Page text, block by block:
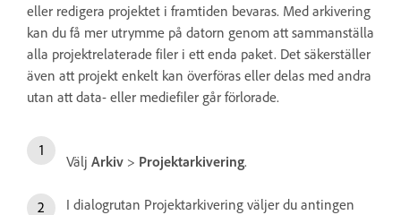
eller redigera projektet i framtiden bevaras. Med arkivering
kan du få mer utrymme på datorn genom att sammanställa
alla projektrelaterade filer i ett enda paket. Det säkerställer
även att projekt enkelt kan överföras eller delas med andra
utan att data- eller mediefiler går förlorade.
Välj Arkiv > Projektarkivering.
I dialogrutan Projektarkivering väljer du antingen